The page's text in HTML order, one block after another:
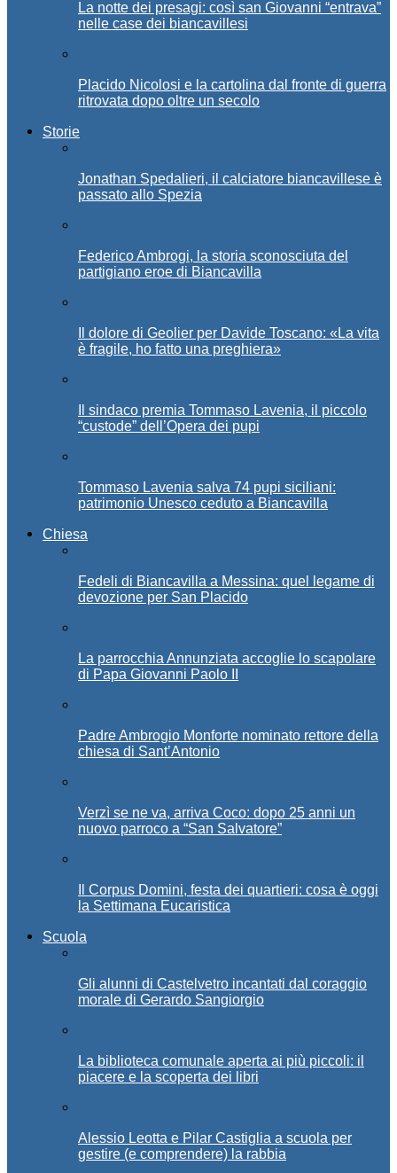
La notte dei presagi: così san Giovanni “entrava”
nelle case dei biancavillesi
Placido Nicolosi e la cartolina dal fronte di guerra
ritrovata dopo oltre un secolo
Storie
Jonathan Spedalieri, il calciatore biancavillese è
passato allo Spezia
Federico Ambrogi, la storia sconosciuta del
partigiano eroe di Biancavilla
Il dolore di Geolier per Davide Toscano: «La vita
è fragile, ho fatto una preghiera»
Il sindaco premia Tommaso Lavenia, il piccolo
“custode” dell’Opera dei pupi
Tommaso Lavenia salva 74 pupi siciliani:
patrimonio Unesco ceduto a Biancavilla
Chiesa
Fedeli di Biancavilla a Messina: quel legame di
devozione per San Placido
La parrocchia Annunziata accoglie lo scapolare
di Papa Giovanni Paolo II
Padre Ambrogio Monforte nominato rettore della
chiesa di Sant’Antonio
Verzì se ne va, arriva Coco: dopo 25 anni un
nuovo parroco a “San Salvatore”
Il Corpus Domini, festa dei quartieri: cosa è oggi
la Settimana Eucaristica
Scuola
Gli alunni di Castelvetro incantati dal coraggio
morale di Gerardo Sangiorgio
La biblioteca comunale aperta ai più piccoli: il
piacere e la scoperta dei libri
Alessio Leotta e Pilar Castiglia a scuola per
gestire (e comprendere) la rabbia